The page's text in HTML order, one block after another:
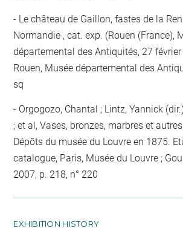
Le château de Gaillon, fastes de la
Normandie , cat. exp. (Rouen (France),
départemental des Antiquités, 27
Rouen, Musée départemental des
sq
Orgogozo, Chantal ; Lintz, Yannick
; et al, Vases, bronzes, marbres et
Dépôts du musée du Louvre en 1875.
catalogue, Paris, Musée du Louvre ;
2007, p. 218, n° 220
EXHIBITION HISTORY